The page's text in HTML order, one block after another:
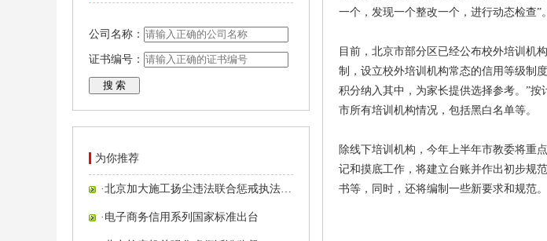
公司名称：
证书编号：
为你推荐
·北京加大施工扬尘违法联合惩戒执法…
· 电子商务信用系列国家标准出台
一个，发现一个整改一个，进行动态检查”。
目前，北京市部分区已经公布校外培训机
制，设立校外培训机构常态的信用等级制
积分纳入其中，为家长提供选择参考。”
市所有培训机构情况，包括黑白名单等。
除线下培训机构，今年上半年市教委将重
记和摸底工作，将建立台账并作出初步规
书等，同时，还将编制一些新要求和规范。